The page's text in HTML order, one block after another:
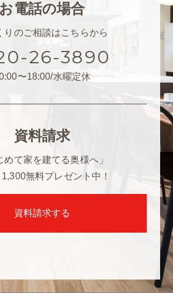
お電話の場合
りのご相談はこちらから
26-3890
〜18:00/水曜定休
資料請求
めて家を建てる奥様へ」
1,300無料プレゼント中！
資料請求する